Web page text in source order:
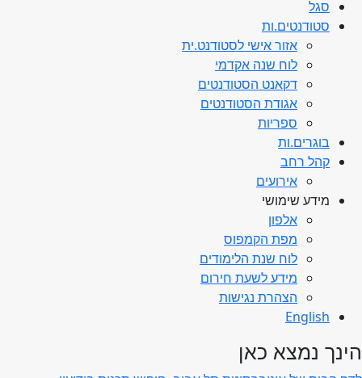
סגל
סטודנטים.ות
אזור אישי לסטודנט.ית
לוח שנה אקדמי
דקאנט הסטודנטים
אגודת הסטודנטים
ספריות
בוגרים.ות
קהל רחב
אירועים
מידע שימושי
אלפון
מפת הקמפוס
לוח שנת הלימודים
מידע לשעת חירום
הצהרת נגישות
English
הינך נמצא כאן